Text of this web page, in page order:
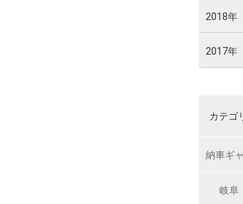
2018年
2017年
カテゴ
納車ギ
岐阜